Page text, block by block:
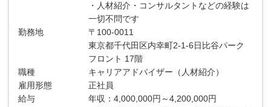
・人材紹介・コンサルタントなどの経験は
一切不問です
勤務地
〒100-0011
東京都千代田区内幸町2-1-6日比谷パーク
フロント 17階
職種
キャリアアドバイザー（人材紹介）
雇用形態
正社員
給与
年収：4,000,000円～4,200,000円